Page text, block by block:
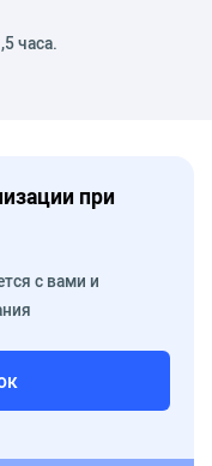
часа.
при
с вами и